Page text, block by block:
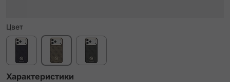
Цвет
Характеристики